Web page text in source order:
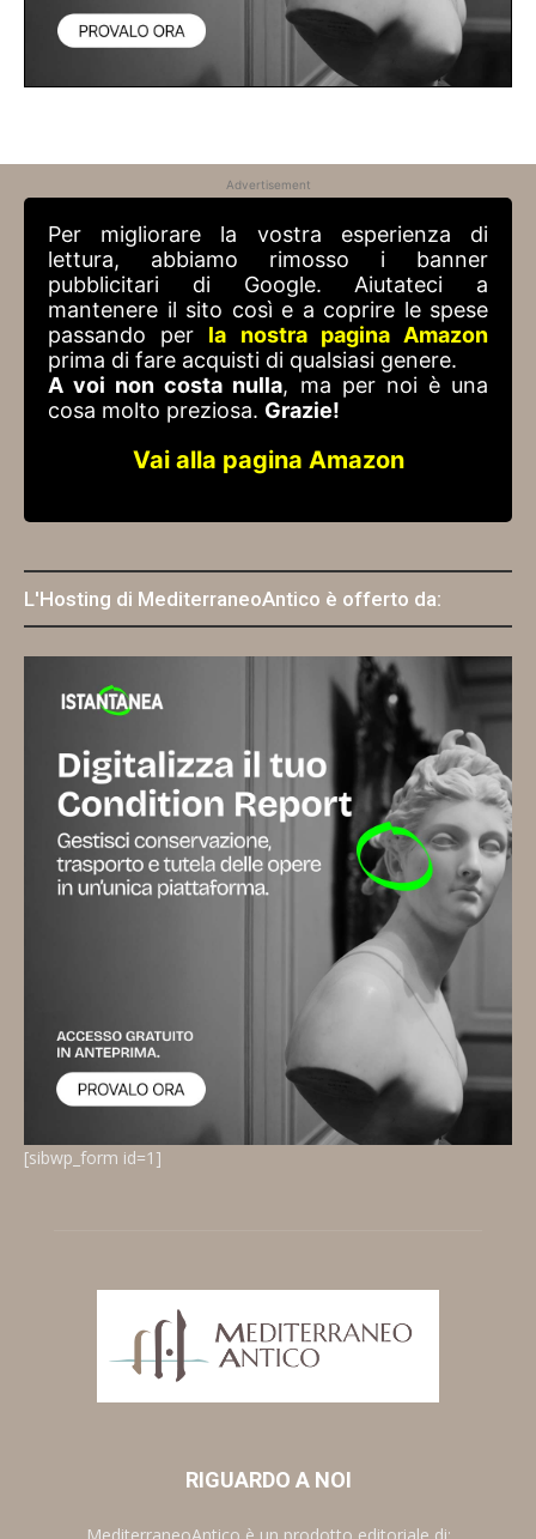
Advertisement
Per migliorare la vostra esperienza di
lettura, abbiamo rimosso i banner
pubblicitari di Google. Aiutateci a
mantenere il sito così e a coprire le spese
passando per la nostra pagina Amazon
prima di fare acquisti di qualsiasi genere.
A voi non costa nulla, ma per noi è una
cosa molto preziosa. Grazie!
Vai alla pagina Amazon
L'Hosting di MediterraneoAntico è offerto da:
[sibwp_form id=1]
RIGUARDO A NOI